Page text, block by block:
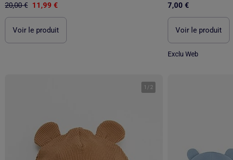
20,00 € 11,99 €
Voir le produit
7,00 €
Voir le produit
Exclu Web
1 / 2